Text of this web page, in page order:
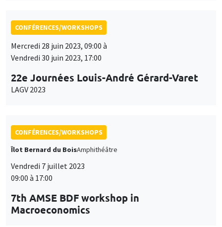
CONFÉRENCES/WORKSHOPS
Mercredi 28 juin 2023, 09:00 à
Vendredi 30 juin 2023, 17:00
22e Journées Louis-André Gérard-Varet
LAGV 2023
CONFÉRENCES/WORKSHOPS
Îlot Bernard du BoisAmphithéâtre
Vendredi 7 juillet 2023
09:00 à 17:00
7th AMSE BDF workshop in
Macroeconomics